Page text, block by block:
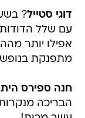
דוגי סטייל?
עם שלל
אפילו יותר
מתפנקת בנופש
חנה ספירס
הבריכה מנקרות